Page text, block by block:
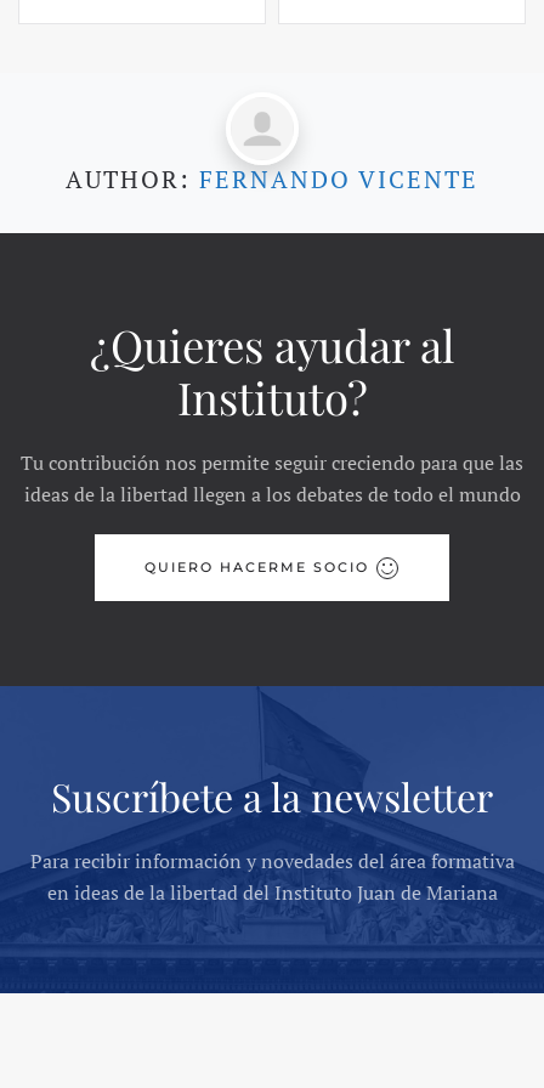
AUTHOR: FERNANDO VICENTE
¿Quieres ayudar al
Instituto?
Tu contribución nos permite seguir creciendo para que las
ideas de la libertad llegen a los debates de todo el mundo
QUIERO HACERME SOCIO
Suscríbete a la newsletter
Para recibir información y novedades del área formativa
en ideas de la libertad del Instituto Juan de Mariana